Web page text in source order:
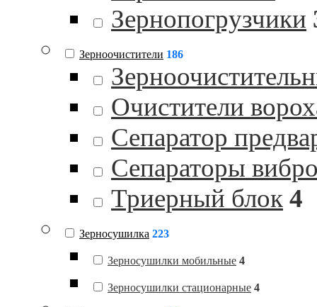
Зернопогрузчики
Зерноочистители 186
Очистители
Сепаратор
Сепараторы
Триерный блок 4
Зерносушилка 223
Зерносушилки мобильные 4
Зерносушилки стационарные 4